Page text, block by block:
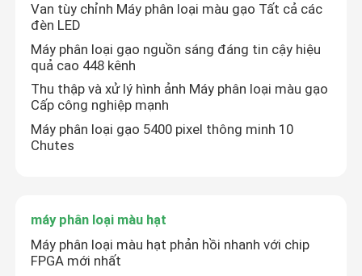
Van tùy chỉnh Máy phân loại màu gạo Tất cả các
đèn LED
Máy phân loại gạo nguồn sáng đáng tin cậy hiệu
quả cao 448 kênh
Thu thập và xử lý hình ảnh Máy phân loại màu gạo
Cấp công nghiệp mạnh
Máy phân loại gạo 5400 pixel thông minh 10
Chutes
máy phân loại màu hạt
Máy phân loại màu hạt phản hồi nhanh với chip
FPGA mới nhất